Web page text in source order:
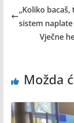
„Koliko
sistem
Vječne
Možda